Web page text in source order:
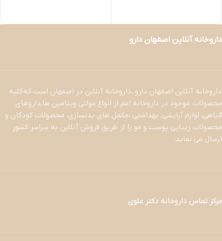
داروخانه آنلاین اصفهان دارو
داروخانه آنلاین اصفهان دارو ،داروخانه آنلاین در اصفهان است که کلیه
محصولات موجود در داروخانه اعم از انواع مولتی ویتامین ها,داروهای
گیاهی, لوازم آرایشی, بهداشتی ،مکمل های بدنسازی، محصولات کودکان و
محصولات زیبایی پوست و مو را از طریق فروش آنلاین به سراسر کشور
ارسال می نماید.
مرکز تماس داروخانه دکتر علوی